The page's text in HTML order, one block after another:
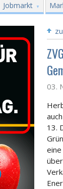
Jobmarkt
03.
13.